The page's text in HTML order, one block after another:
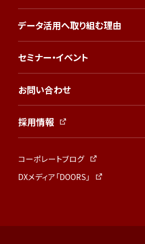
データ活用へ取り組む理由
セミナー・イベント
お問い合わせ
採用情報
コーポレートブログ
DXメディア「DOORS」